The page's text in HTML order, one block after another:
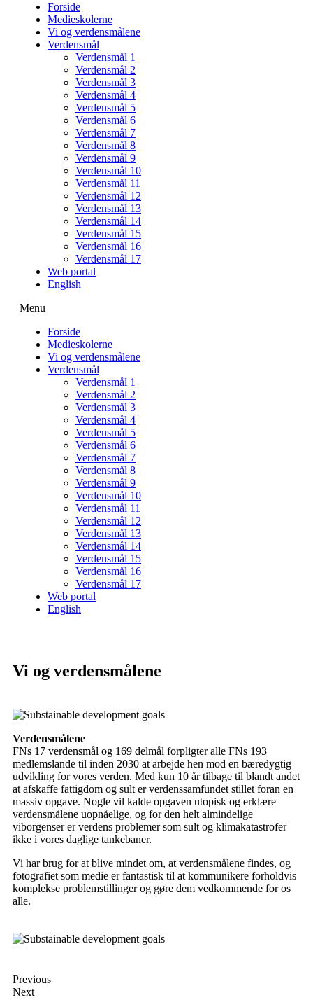
Forside
Medieskolerne
Vi og verdensmålene
Verdensmål
Verdensmål 1
Verdensmål 2
Verdensmål 3
Verdensmål 4
Verdensmål 5
Verdensmål 6
Verdensmål 7
Verdensmål 8
Verdensmål 9
Verdensmål 10
Verdensmål 11
Verdensmål 12
Verdensmål 13
Verdensmål 14
Verdensmål 15
Verdensmål 16
Verdensmål 17
Web portal
English
Menu
Forside
Medieskolerne
Vi og verdensmålene
Verdensmål
Verdensmål 1
Verdensmål 2
Verdensmål 3
Verdensmål 4
Verdensmål 5
Verdensmål 6
Verdensmål 7
Verdensmål 8
Verdensmål 9
Verdensmål 10
Verdensmål 11
Verdensmål 12
Verdensmål 13
Verdensmål 14
Verdensmål 15
Verdensmål 16
Verdensmål 17
Web portal
English
Vi og verdensmålene
Verdensmålene
FNs 17 verdensmål og 169 delmål forpligter alle FNs 193
medlemslande til inden 2030 at arbejde hen mod en bæredygtig
udvikling for vores verden. Med kun 10 år tilbage til blandt andet
at afskaffe fattigdom og sult er verdenssamfundet stillet foran en
massiv opgave. Nogle vil kalde opgaven utopisk og erklære
verdensmålene uopnåelige, og for den helt almindelige
viborgenser er verdens problemer som sult og klimakatastrofer
ikke i vores daglige tankebaner.
Vi har brug for at blive mindet om, at verdensmålene findes, og
fotografiet som medie er fantastisk til at kommunikere forholdvis
komplekse problemstillinger og gøre dem vedkommende for os
alle.
Previous
Next